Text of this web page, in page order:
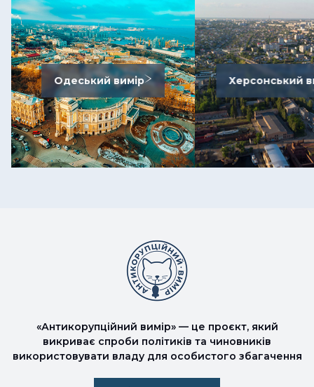
Одеський вимір Херсонський
«Антикорупційний вимір» — це проєкт, який
викриває спроби політиків та чиновників
використовувати владу для особистого збагачення